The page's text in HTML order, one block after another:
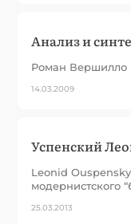
Анализ и
Роман Вершилло
14.03.2009
Успенский
Leonid Ouspensky
модернистского
25.03.2013